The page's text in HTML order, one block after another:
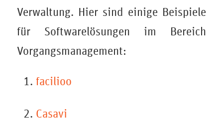
Verwaltung. Hier sind einige Beispiele
für Softwarelösungen im Bereich
Vorgangsmanagement:
facilioo
Casavi